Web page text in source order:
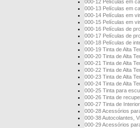
000-12 Películas em
000-13 Películas em
000-14 Películas em
000-15 Películas em
000-16 Películas de
000-17 Películas de
000-18 Películas de
000-19 Tinta de Alta
000-20 Tinta de Alta
000-21 Tinta de Alta
000-22 Tinta de Alta
000-23 Tinta de Alta
000-24 Tinta de Alta
000-25 Tinta para
000-26 Tinta de
000-27 Tinta de Interior
000-28 Acessórios
000-38 Autocolantes,
000-29 Acessórios